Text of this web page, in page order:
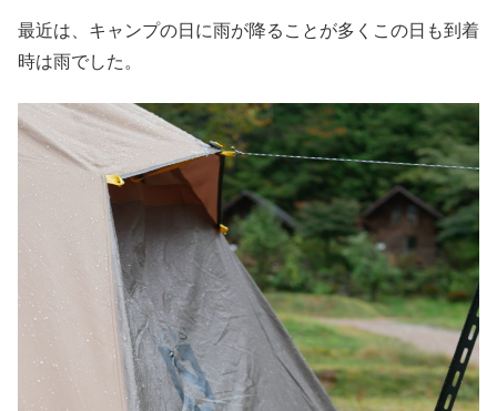
最近は、キャンプの日に雨が降ることが多くこの日も到着
時は雨でした。